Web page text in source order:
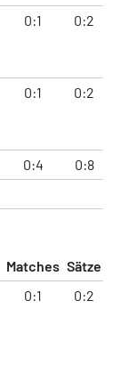
0:1 0:2
0:1 0:2
0:4 0:8
Matches Sätze
0:1 0:2